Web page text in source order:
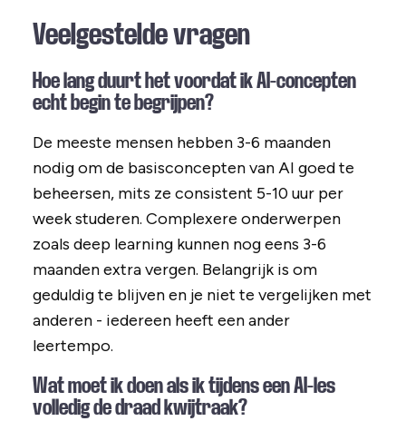
Veelgestelde vragen
Hoe lang duurt het voordat ik AI-concepten
echt begin te begrijpen?
De meeste mensen hebben 3-6 maanden
nodig om de basisconcepten van AI goed te
beheersen, mits ze consistent 5-10 uur per
week studeren. Complexere onderwerpen
zoals deep learning kunnen nog eens 3-6
maanden extra vergen. Belangrijk is om
geduldig te blijven en je niet te vergelijken met
anderen - iedereen heeft een ander
leertempo.
Wat moet ik doen als ik tijdens een AI-les
volledig de draad kwijtraak?